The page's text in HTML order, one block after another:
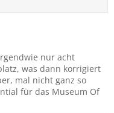
nur acht
was dann korrigiert
mal nicht ganz so
für das Museum Of